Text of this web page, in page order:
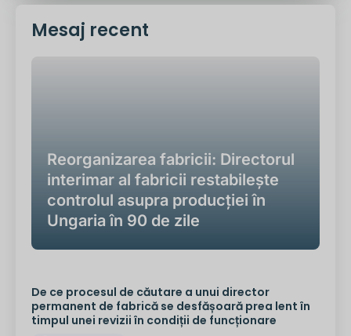
Mesaj recent
Reorganizarea fabricii: Directorul
interimar al fabricii restabilește
controlul asupra producției în
Ungaria în 90 de zile
De ce procesul de căutare a unui director
permanent de fabrică se desfășoară prea lent în
timpul unei revizii în condiții de funcționare